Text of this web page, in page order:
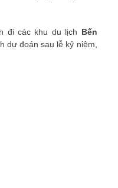
đi các khu du lịch Bến
dự đoán sau lễ kỷ niệm,